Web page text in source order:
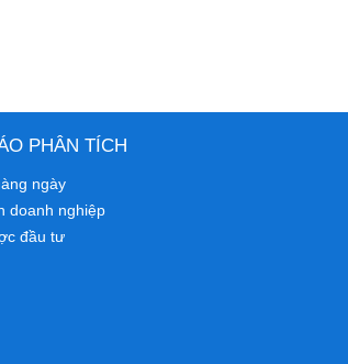
PHÂN TÍCH
ngày
doanh nghiệp
đầu tư